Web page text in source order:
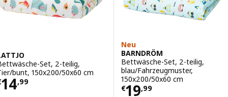
Set, 2-teilig,
bunt, 150x200/50x60 cm
14,99€ 14,99
Neu
BARNDRÖM
Bettwäsche-Set, 2-teilig,
blau/Fahrzeugmuster,
150x200/50x60 cm
€19,99
Preis € 19,99